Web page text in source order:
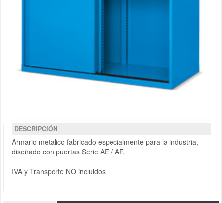
DESCRIPCIÓN
Armario metalico fabricado especialmente para la industria,
diseñado con puertas Serie AE / AF.
IVA y Transporte NO incluidos